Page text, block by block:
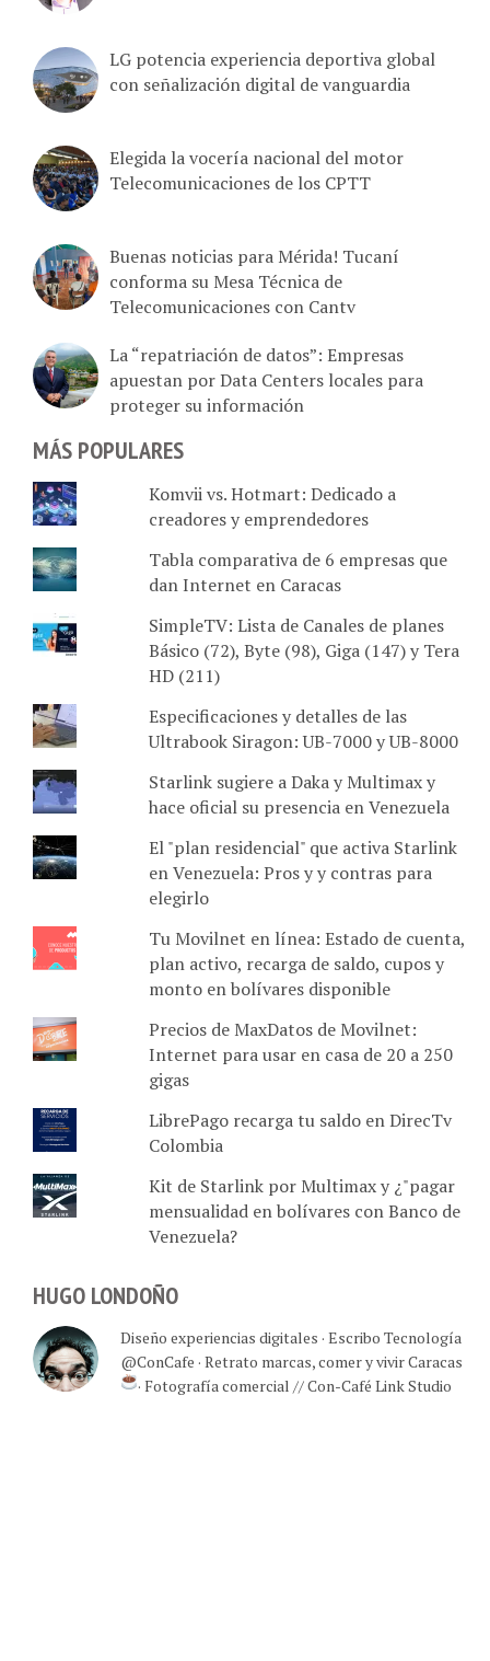
LG potencia experiencia deportiva global
con señalización digital de vanguardia
Elegida la vocería nacional del motor
Telecomunicaciones de los CPTT
Buenas noticias para Mérida! Tucaní
conforma su Mesa Técnica de
Telecomunicaciones con Cantv
La “repatriación de datos”: Empresas
apuestan por Data Centers locales para
proteger su información
MÁS POPULARES
Komvii vs. Hotmart: Dedicado a
creadores y emprendedores
Tabla comparativa de 6 empresas que
dan Internet en Caracas
SimpleTV: Lista de Canales de planes
Básico (72), Byte (98), Giga (147) y Tera
HD (211)
Especificaciones y detalles de las
Ultrabook Siragon: UB-7000 y UB-8000
Starlink sugiere a Daka y Multimax y
hace oficial su presencia en Venezuela
El "plan residencial" que activa Starlink
en Venezuela: Pros y y contras para
elegirlo
Tu Movilnet en línea: Estado de cuenta,
plan activo, recarga de saldo, cupos y
monto en bolívares disponible
Precios de MaxDatos de Movilnet:
Internet para usar en casa de 20 a 250
gigas
LibrePago recarga tu saldo en DirecTv
Colombia
Kit de Starlink por Multimax y ¿"pagar
mensualidad en bolívares con Banco de
Venezuela?
HUGO LONDOÑO
Diseño experiencias digitales · Escribo Tecnología
@ConCafe · Retrato marcas, comer y vivir Caracas
· Fotografía comercial // Con-Café Link Studio